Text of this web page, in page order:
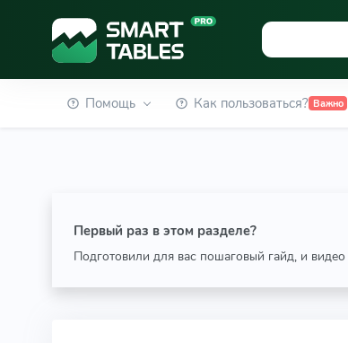
Помощь Как пользоваться? Важно
Первый раз в этом разделе?
Подготовили для вас пошаговый гайд, и